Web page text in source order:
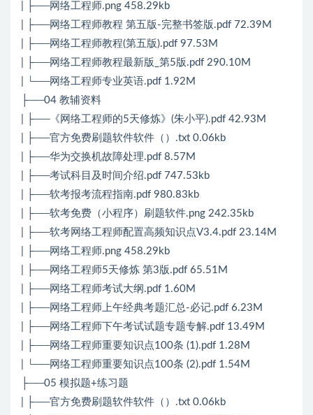
| ├──网络工程师.png 458.29kb
| ├──网络工程师教程 第五版-完整书签版.pdf 72.39M
| ├──网络工程师教程(第五版).pdf 97.53M
| ├──网络工程师教程最新版_第5版.pdf 290.10M
| └──网络工程师专业英语.pdf 1.92M
├──04 教辅资料
| ├──《网络工程师的5天修炼》(朱小平).pdf 42.93M
| ├──官方免费刷题软件软件（）.txt 0.06kb
| ├──华为交换机故障处理.pdf 8.57M
| ├──考试科目及时间介绍.pdf 747.53kb
| ├──软考报考流程指南.pdf 980.83kb
| ├──软考免费（小程序）刷题软件.png 242.35kb
| ├──软考网络工程师配置高频知识点V3.4.pdf 23.14M
| ├──网络工程师.png 458.29kb
| ├──网络工程师5天修炼 第3版.pdf 65.51M
| ├──网络工程师考试大纲.pdf 1.60M
| ├──网络工程师上午经典考题汇总-必记.pdf 6.23M
| ├──网络工程师下午考试试题专题专解.pdf 13.49M
| ├──网络工程师重要知识点100条 (1).pdf 1.28M
| └──网络工程师重要知识点100条 (2).pdf 1.54M
├──05 模拟题+练习题
| ├──官方免费刷题软件软件（）.txt 0.06kb